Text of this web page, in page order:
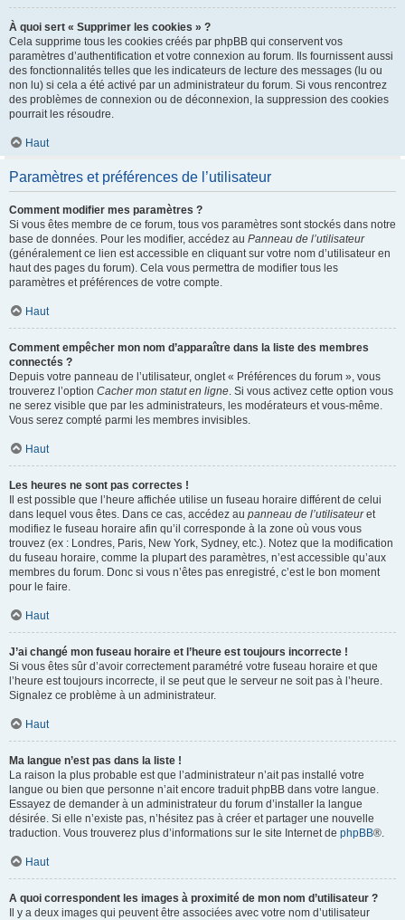
À quoi sert « Supprimer les cookies » ?
Cela supprime tous les cookies créés par phpBB qui conservent vos
paramètres d’authentification et votre connexion au forum. Ils fournissent aussi
des fonctionnalités telles que les indicateurs de lecture des messages (lu ou
non lu) si cela a été activé par un administrateur du forum. Si vous rencontrez
des problèmes de connexion ou de déconnexion, la suppression des cookies
pourrait les résoudre.
Haut
Paramètres et préférences de l’utilisateur
Comment modifier mes paramètres ?
Si vous êtes membre de ce forum, tous vos paramètres sont stockés dans notre
base de données. Pour les modifier, accédez au Panneau de l’utilisateur
(généralement ce lien est accessible en cliquant sur votre nom d’utilisateur en
haut des pages du forum). Cela vous permettra de modifier tous les
paramètres et préférences de votre compte.
Haut
Comment empêcher mon nom d’apparaître dans la liste des membres
connectés ?
Depuis votre panneau de l’utilisateur, onglet « Préférences du forum », vous
trouverez l’option Cacher mon statut en ligne. Si vous activez cette option vous
ne serez visible que par les administrateurs, les modérateurs et vous-même.
Vous serez compté parmi les membres invisibles.
Haut
Les heures ne sont pas correctes !
Il est possible que l’heure affichée utilise un fuseau horaire différent de celui
dans lequel vous êtes. Dans ce cas, accédez au panneau de l’utilisateuret
modifiez le fuseau horaire afin qu’il corresponde à la zone où vous vous
trouvez (ex : Londres, Paris, New York, Sydney, etc.). Notez que la modification
du fuseau horaire, comme la plupart des paramètres, n’est accessible qu’aux
membres du forum. Donc si vous n’êtes pas enregistré, c’est le bon moment
pour le faire.
Haut
J’ai changé mon fuseau horaire et l’heure est toujours incorrecte !
Si vous êtes sûr d’avoir correctement paramétré votre fuseau horaire et que
l’heure est toujours incorrecte, il se peut que le serveur ne soit pas à l’heure.
Signalez ce problème à un administrateur.
Haut
Ma langue n’est pas dans la liste !
La raison la plus probable est que l’administrateur n’ait pas installé votre
langue ou bien que personne n’ait encore traduit phpBB dans votre langue.
Essayez de demander à un administrateur du forum d’installer la langue
désirée. Si elle n’existe pas, n’hésitez pas à créer et partager une nouvelle
traduction. Vous trouverez plus d’informations sur le site Internet de phpBB®.
Haut
A quoi correspondent les images à proximité de mon nom d’utilisateur ?
Il y a deux images qui peuvent être associées avec votre nom d’utilisateur